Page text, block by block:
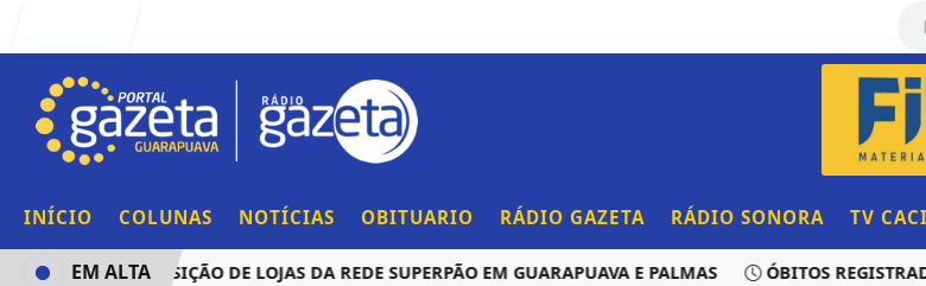
INÍCIO COLUNAS NOTÍCIAS OBITUARIO RÁDIO GAZETA RÁDIO SONORA TV
ANUNCIA AQUISIÇÃO DE LOJAS DA REDE SUPERPÃO EM GUARAPUAVA E PALMAS ÓBITOS
EM ALTA